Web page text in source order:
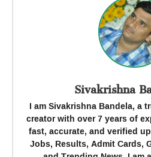
Sivakrishna
I am Sivakrishna Bandela, a
creator with over 7 years of
fast, accurate, and verified
Jobs, Results, Admit Cards,